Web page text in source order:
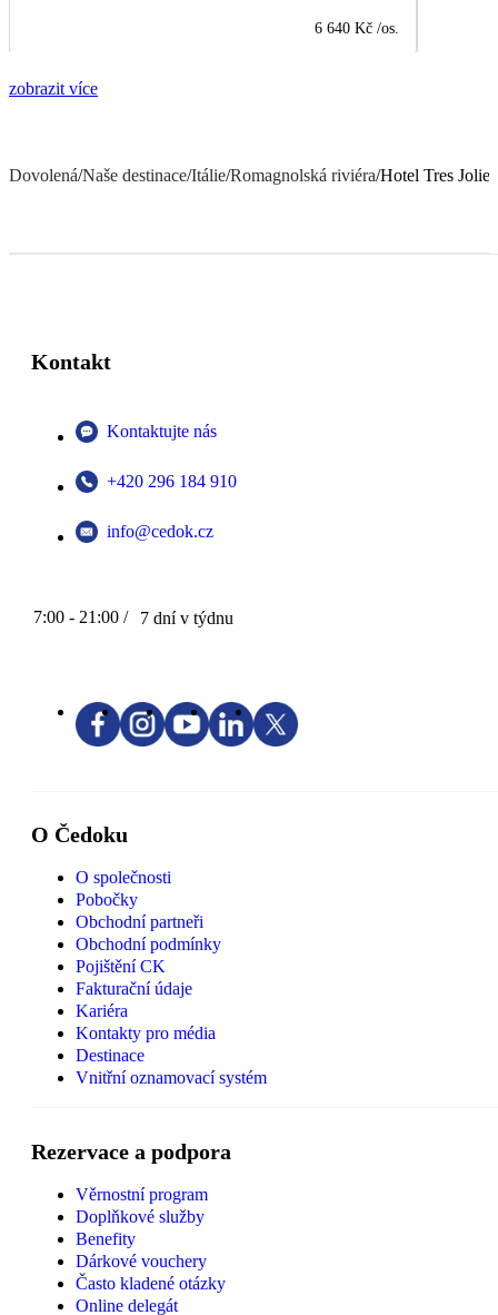
6 640 Kč /os.
zobrazit více
Dovolená/Naše destinace/Itálie/Romagnolská riviéra/Hotel Tres Jolie
Kontakt
Kontaktujte nás
+420 296 184 910
info@cedok.cz
7:00 - 21:00 / 7 dní v týdnu
O Čedoku
O společnosti
Pobočky
Obchodní partneři
Obchodní podmínky
Pojištění CK
Fakturační údaje
Kariéra
Kontakty pro média
Destinace
Vnitřní oznamovací systém
Rezervace a podpora
Věrnostní program
Doplňkové služby
Benefity
Dárkové vouchery
Často kladené otázky
Online delegát